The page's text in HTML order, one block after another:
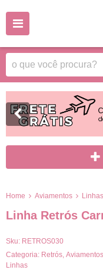
Home Aviamentos Linhas
Linha Retrós
Sku: RETROS030
Categoria: Retrós Aviamentos
Linhas